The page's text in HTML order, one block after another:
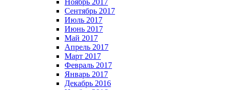
Ноябрь 2017
Сентябрь 2017
Июль 2017
Июнь 2017
Май 2017
Апрель 2017
Март 2017
Февраль 2017
Январь 2017
Декабрь 2016